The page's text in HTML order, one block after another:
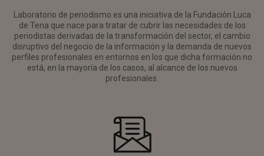
Laboratorio de periodismo es una iniciativa de la Fundación Luca
de Tena que nace para tratar de cubrir las necesidades de los
periodistas derivadas de la transformación del sector, el cambio
disruptivo del negocio de la información y la demanda de nuevos
perfiles profesionales en entornos en los que dicha formación no
está, en la mayoría de los casos, al alcance de los nuevos
profesionales.